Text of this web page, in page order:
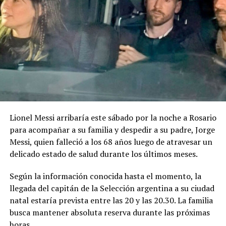
será el castellano, aunque las bases permiten incorporar
lenguas originarias de manera complementaria.
Uno de los puntos particulares del concurso es que las
bases contemplan expresamente el uso de inteligencia
artificial generativa. Sin embargo, las herramientas
podrán utilizarse solamente como apoyo auxiliar en
determinados procesos.
La IA podrá intervenir en la edición, mezcla o
masterización del audio, en tareas técnicas de
producción y en la generación de acompañamientos
instrumentales utilizados como maquetación. En todos
la estructura de la canción deberán ser de creación
íntegramente humana.
No estará permitido utilizar inteligencia artificial para
Lionel Messi arribaría este sábado por la noche a Rosario
para acompañar a su familia y despedir a su padre, Jorge
Messi, quien falleció a los 68 años luego de atravesar un
delicado estado de salud durante los últimos meses.
Según la información conocida hasta el momento, la
llegada del capitán de la Selección argentina a su ciudad
natal estaría prevista entre las 20 y las 20.30. La familia
busca mantener absoluta reserva durante las próximas